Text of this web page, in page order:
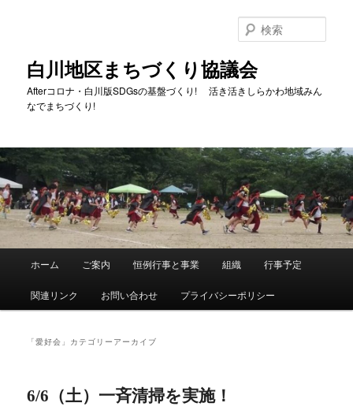
移
動
動
白川地区まちづくり協議会
Afterコロナ・白川版SDGsの基盤づくり! 活き活きしらかわ地域みん
なでまちづくり!
索
メ
ホーム ご案内 恒例行事と事業 組織 行事予定
関連リンク お問い合わせ プライバシーポリシー
「愛好会 」カテゴリーアーカイブ
6/6（土）一斉清掃を実施！